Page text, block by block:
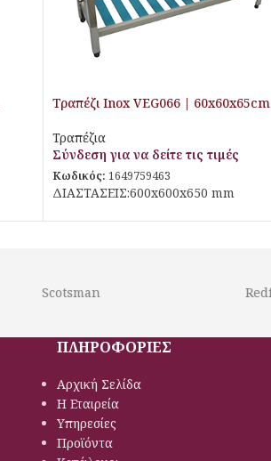
Τραπέζι Inox VEG066 | 60x60x65cm
Τραπέζια
Σύνδεση για να δείτε τις τιμές
Κωδικός: 1649759463
ΔΙΑΣΤΑΣΕΙΣ:600x600x650 mm
ΠΛΗΡΟΦΟΡΙΕΣ
Αρχική Σελίδα
Η Εταιρεία
Υπηρεσίες
Προϊόντα